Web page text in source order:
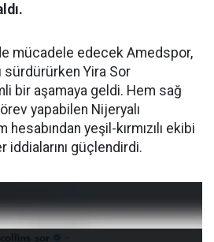
mücadele edecek Amedspor,
sürdürürken Yira Sor
bir aşamaya geldi. Hem sağ
yapabilen Nijeryalı
yeşil-kırmızılı ekibi
iddialarını güçlendirdi.